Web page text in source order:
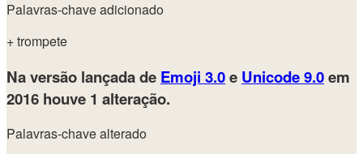
Palavras-chave adicionado
+ trompete
Na versão lançada de Emoji 3.0e Unicode 9.0em
2016 houve 1 alteração.
Palavras-chave alterado